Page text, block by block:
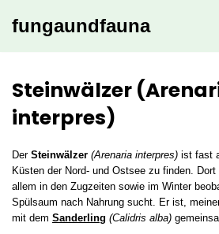
fungaundfauna
Steinwälzer
interpres)
Der Steinwälzer (Arenaria interpres) ist fast
Küsten der Nord- und Ostsee zu finden.
allem in den Zugzeiten sowie im Winter
Spülsaum nach Nahrung sucht. Er ist,
mit dem Sanderling (Calidris alba)